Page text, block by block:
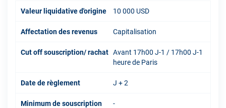
Valeur liquidative d'origine 10 000 USD
Affectation des revenus Capitalisation
Cut off souscription/ rachat Avant 17h00 J-1 / 17h00 J-1
heure de Paris
Date de règlement J + 2
Minimum de souscription
-